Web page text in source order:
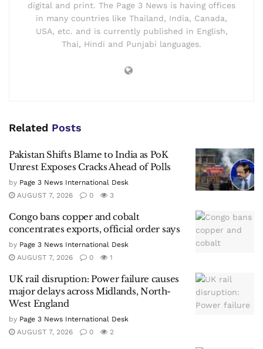
digital and print. The Page 3 News is having offices
in many countries like Thailand, India, Canada,
USA, etc. and is currently published in English,
Thai, Hindi and Punjabi languages.
Related Posts
Pakistan Shifts Blame to India as PoK
Unrest Exposes Cracks Ahead of Polls
by Page 3 News International Desk
AUGUST 7, 2026
0 3
Congo bans copper and cobalt
concentrates exports, official order says
by Page 3 News International Desk
AUGUST 7, 2026
0 1
UK rail disruption: Power failure causes
major delays across Midlands, North-
West England
by Page 3 News International Desk
AUGUST 7, 2026
0 2